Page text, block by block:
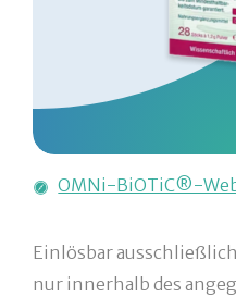
OMNi-BiOTiC®-
Einlösbar
nur innerhalb des